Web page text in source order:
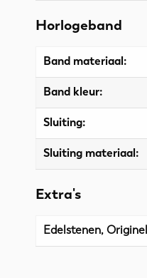
Horlogeband
Band materiaal:
Band kleur:
Sluiting:
Sluiting materiaal:
Extra's
Edelstenen,